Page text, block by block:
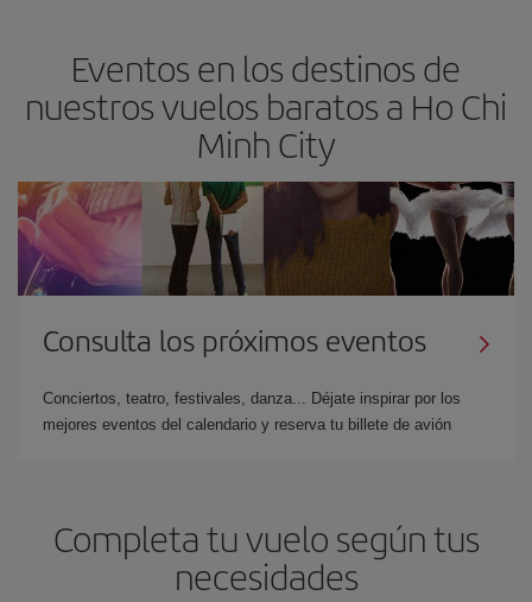
Eventos en los destinos de
nuestros vuelos baratos a Ho Chi
Minh City
Consulta los próximos eventos
Conciertos, teatro, festivales, danza... Déjate inspirar por los
mejores eventos del calendario y reserva tu billete de avión
Completa tu vuelo según tus
necesidades